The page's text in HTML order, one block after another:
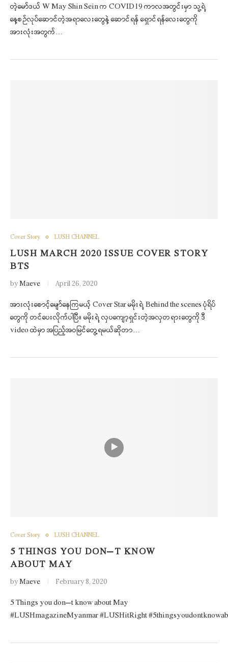
တဲ့မော်ဒယ် W May Shin Sein က COVID19 ကာလအတွင်းမှာ သူ့ရဲ့
နေ့စဉ်လုပ်ဆောင်တဲ့အရာလေးတွေနဲ့ ဆောင်ရန် ရှောင်ရန်လေးတွေကို
အားလုံးအတွက်…
Cover Story LUSH CHANNEL
LUSH MARCH 2020 ISSUE COVER STORY
BTS
byMaeve April 26, 2020
အားလုံးစောင့်မျော်နေကြမယ့် Cover Star မမိုးရဲ့ Behind the scenes ပုံရိပ်
တွေကို တင်ပေးလိုက်ပါပြီ။ မမိုးရဲ့ လှပကျော့ရှင်းတဲ့အလှတရားတွေကို ဒီ
video ထဲမှာ အပြည့်အဝမြင်တွေ့ရမယ်ဆိုတာ…
Cover Story LUSH CHANNEL
5 THINGS YOU DON’T KNOW
ABOUT MAY
byMaeve February 8, 2020
5 Things you don’t know about May
#LUSHmagazineMyanmar #LUSHitRight